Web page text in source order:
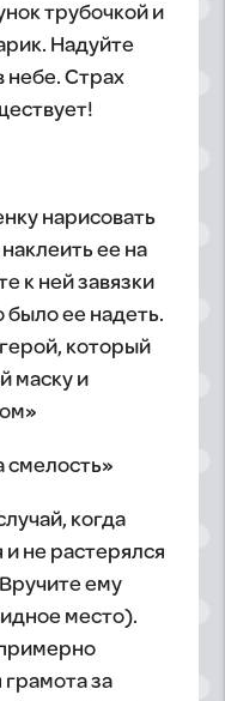
трубочкой и
Надуйте
небе. Страх
нарисовать
ее на
к ней завязки
было ее надеть.
который
маску и
смелость»
когда
не растерялся
ему
место).
за